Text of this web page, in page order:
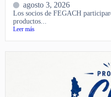
agosto 3, 2026
Los socios de FEGACH
productos...
Leer más